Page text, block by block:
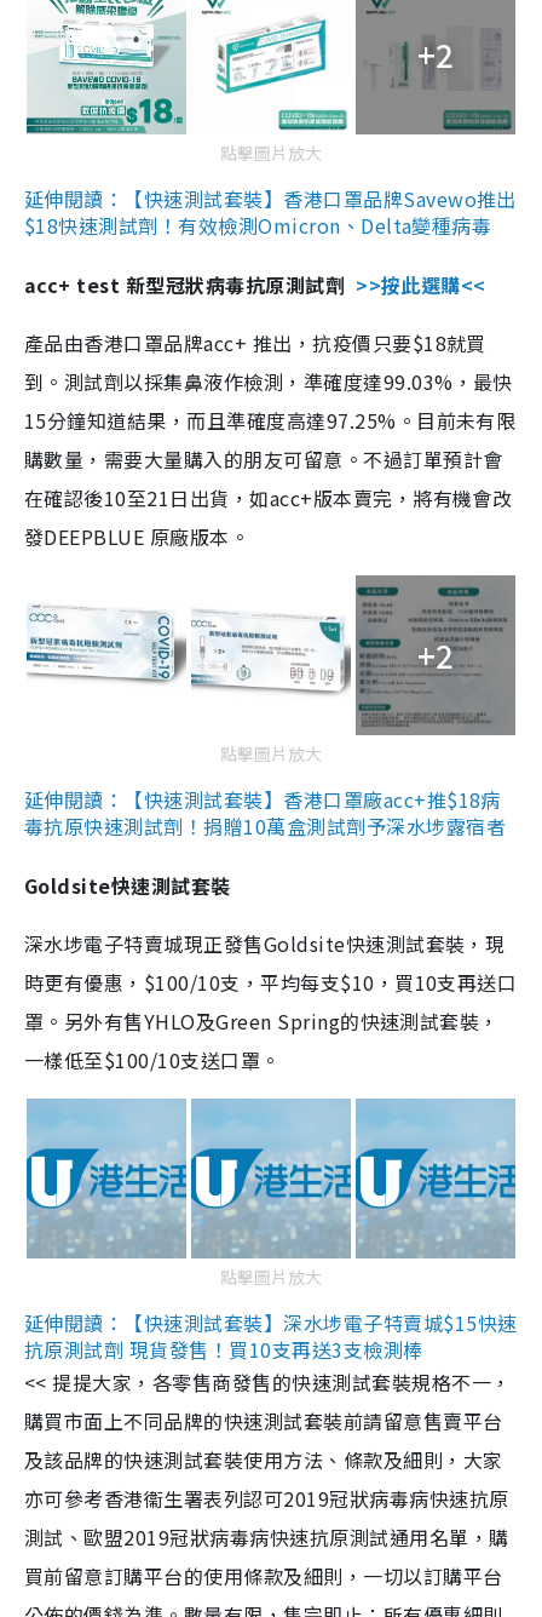
+2
點擊圖片放大
延伸閱讀：【快速測試套裝】香港口罩品牌Savewo推出
$18快速測試劑！有效檢測Omicron、Delta變種病毒
acc+ test 新型冠狀病毒抗原測試劑 >>按此選購<<
產品由香港口罩品牌acc+ 推出，抗疫價只要$18就買
到。測試劑以採集鼻液作檢測，準確度達99.03%，最快
15分鐘知道結果，而且準確度高達97.25%。目前未有限
購數量，需要大量購入的朋友可留意。不過訂單預計會
在確認後10至21日出貨，如acc+版本賣完，將有機會改
發DEEPBLUE 原廠版本。
+2
點擊圖片放大
延伸閱讀：【快速測試套裝】香港口罩廠acc+推$18病
毒抗原快速測試劑！捐贈10萬盒測試劑予深水埗露宿者
Goldsite快速測試套裝
深水埗電子特賣城現正發售Goldsite快速測試套裝，現
時更有優惠，$100/10支，平均每支$10，買10支再送口
罩。另外有售YHLO及Green Spring的快速測試套裝，
一樣低至$100/10支送口罩。
點擊圖片放大
延伸閱讀：【快速測試套裝】深水埗電子特賣城$15快速
抗原測試劑 現貨發售！買10支再送3支檢測棒
<< 提提大家，各零售商發售的快速測試套裝規格不一，
購買市面上不同品牌的快速測試套裝前請留意售賣平台
及該品牌的快速測試套裝使用方法、條款及細則，大家
亦可參考香港衞生署表列認可2019冠狀病毒病快速抗原
測試、歐盟2019冠狀病毒病快速抗原測試通用名單，購
買前留意訂購平台的使用條款及細則，一切以訂購平台